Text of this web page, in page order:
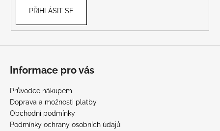
u
PŘIHLÁSIT SE
Informace pro vás
Průvodce nákupem
Doprava a možnosti platby
Obchodní podmínky
Podmínky ochrany osobních údajů